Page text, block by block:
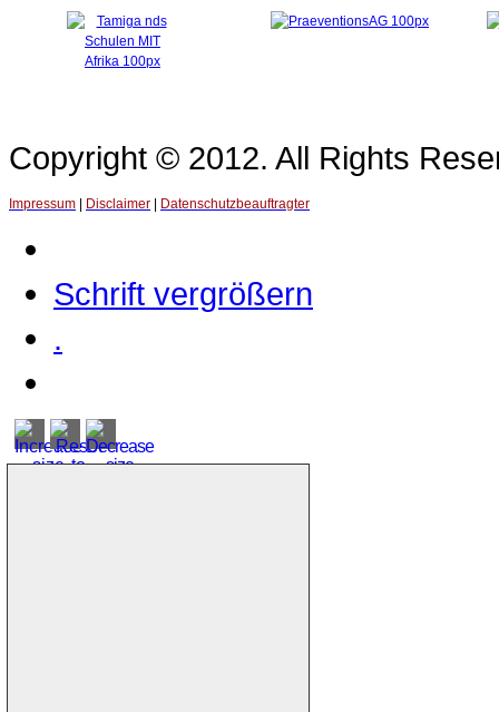
Copyright © 2012. All Rights
Impressum Disclaimer Datenschutzbeauftragter
Schrift vergrößern
.